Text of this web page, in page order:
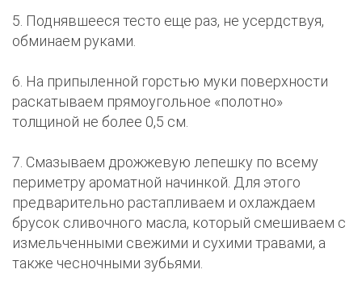
5. Поднявшееся тесто еще раз, не усердствуя,
обминаем руками.
6. На припыленной горстью муки поверхности
раскатываем прямоугольное «полотно»
толщиной не более 0,5 см.
7. Смазываем дрожжевую лепешку по всему
периметру ароматной начинкой. Для этого
предварительно растапливаем и охлаждаем
брусок сливочного масла, который смешиваем с
измельченными свежими и сухими травами, а
также чесночными зубьями.